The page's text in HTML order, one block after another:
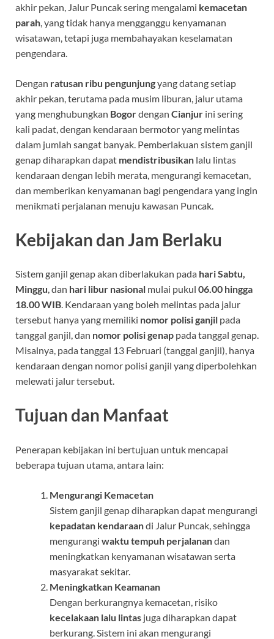
akhir pekan, Jalur Puncak sering mengalami kemacetan
parah , yang tidak hanya mengganggu kenyamanan
wisatawan, tetapi juga membahayakan keselamatan
pengendara.
Dengan ratusan ribu pengunjungyang datang setiap
akhir pekan, terutama pada musim liburan, jalur utama
yang menghubungkan Bogordengan Cianjur ini sering
kali padat, dengan kendaraan bermotor yang melintas
dalam jumlah sangat banyak. Pemberlakuan sistem ganjil
genap diharapkan dapat mendistribusikan lalu lintas
kendaraan dengan lebih merata, mengurangi kemacetan,
dan memberikan kenyamanan bagi pengendara yang ingin
menikmati perjalanan menuju kawasan Puncak.
Kebijakan dan Jam Berlaku
Sistem ganjil genap akan diberlakukan pada hari Sabtu,
Minggu, dan hari libur nasional mulai pukul 06.00 hingga
18.00 WIB. Kendaraan yang boleh melintas pada jalur
tersebut hanya yang memiliki nomor polisi ganjil pada
tanggal ganjil, dan nomor polisi genap pada tanggal genap.
Misalnya, pada tanggal 13 Februari (tanggal ganjil), hanya
kendaraan dengan nomor polisi ganjil yang diperbolehkan
melewati jalur tersebut.
Tujuan dan Manfaat
Penerapan kebijakan ini bertujuan untuk mencapai
beberapa tujuan utama, antara lain:
Mengurangi Kemacetan
Sistem ganjil genap diharapkan dapat mengurangi
kepadatan kendaraandi Jalur Puncak, sehingga
mengurangi waktu tempuh perjalanandan
meningkatkan kenyamanan wisatawan serta
masyarakat sekitar.
Meningkatkan Keamanan
Dengan berkurangnya kemacetan, risiko
kecelakaan lalu lintas juga diharapkan dapat
berkurang. Sistem ini akan mengurangi